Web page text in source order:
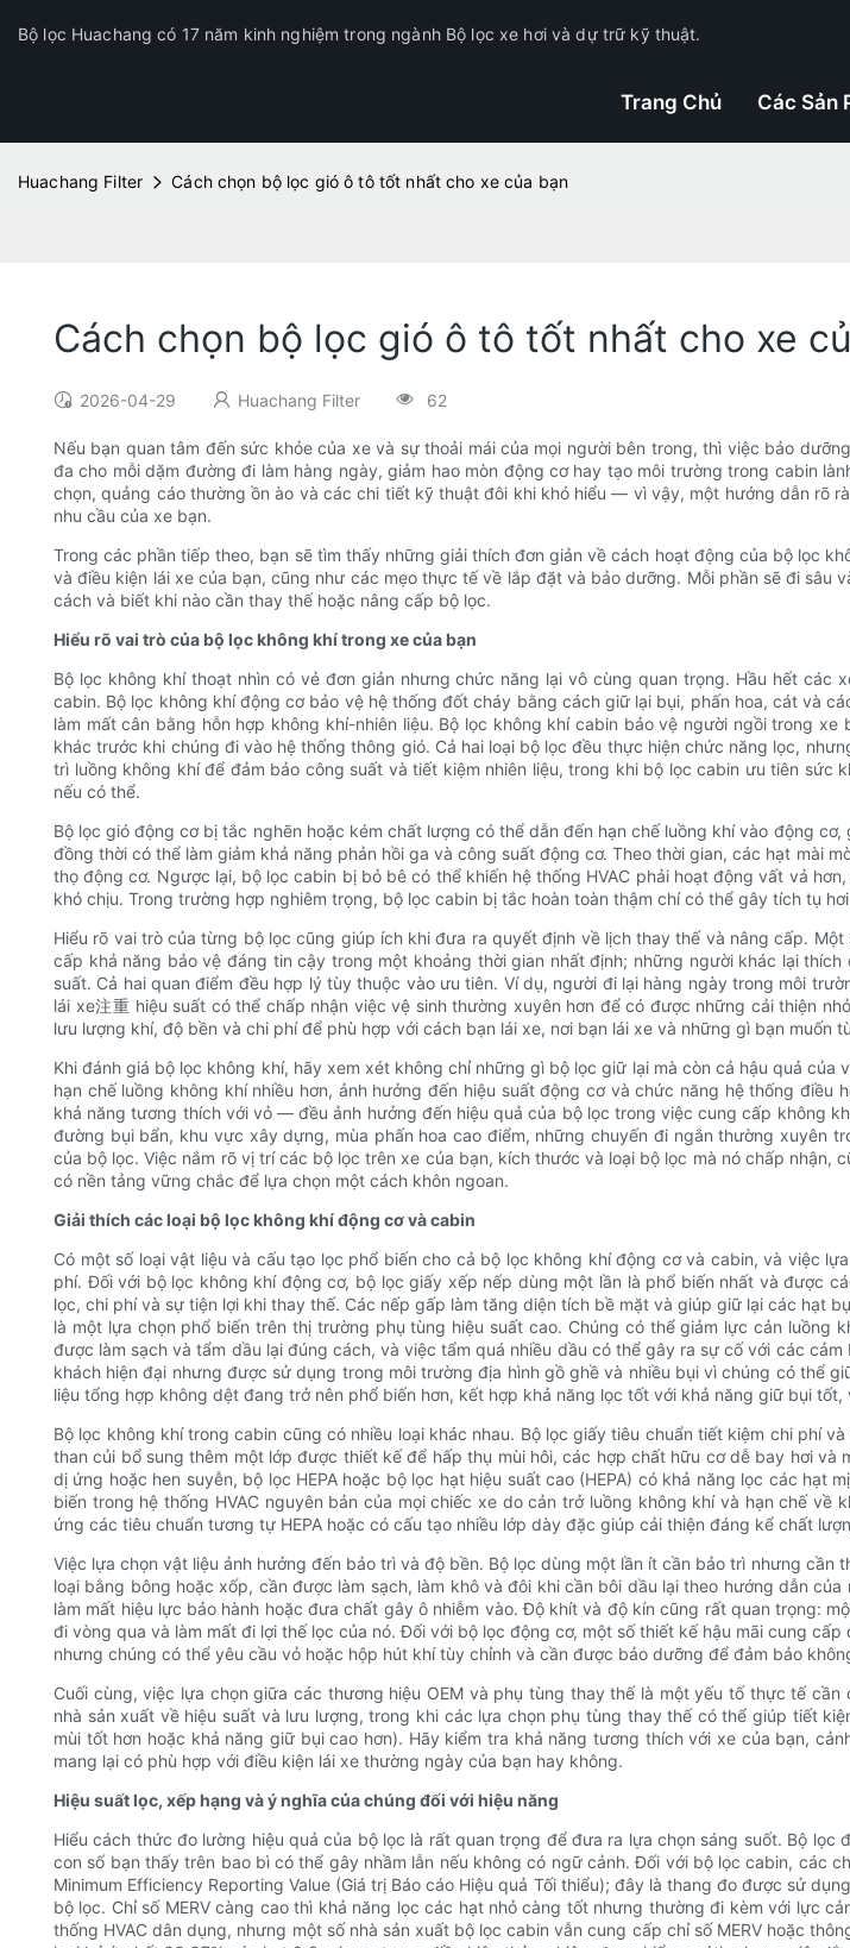
Bộ lọc Huachang có 17 năm kinh nghiệm trong ngành Bộ lọc xe hơi và dự trữ kỹ thuật.
Trang Chủ Các Sản
Huachang Filter Cách chọn bộ lọc gió ô tô tốt nhất cho xe của bạn
Cách chọn bộ lọc gió ô tô tốt nhất cho xe
2026-04-29 Huachang Filter 62
Nếu bạn quan tâm đến sức khỏe của xe và sự thoải mái của mọi người bên trong, thì việc bảo
đa cho mỗi dặm đường đi làm hàng ngày, giảm hao mòn động cơ hay tạo môi trường trong cabin
chọn, quảng cáo thường ồn ào và các chi tiết kỹ thuật đôi khi khó hiểu — vì vậy, một hướng dẫn rõ
nhu cầu của xe bạn.
Trong các phần tiếp theo, bạn sẽ tìm thấy những giải thích đơn giản về cách hoạt động của bộ lọc
và điều kiện lái xe của bạn, cũng như các mẹo thực tế về lắp đặt và bảo dưỡng. Mỗi phần sẽ đi
cách và biết khi nào cần thay thế hoặc nâng cấp bộ lọc.
Hiểu rõ vai trò của bộ lọc không khí trong xe của bạn
Bộ lọc không khí thoạt nhìn có vẻ đơn giản nhưng chức năng lại vô cùng quan trọng. Hầu hết
cabin. Bộ lọc không khí động cơ bảo vệ hệ thống đốt cháy bằng cách giữ lại bụi, phấn hoa, cát và
làm mất cân bằng hỗn hợp không khí-nhiên liệu. Bộ lọc không khí cabin bảo vệ người ngồi trong
khác trước khi chúng đi vào hệ thống thông gió. Cả hai loại bộ lọc đều thực hiện chức năng lọc,
trì luồng không khí để đảm bảo công suất và tiết kiệm nhiên liệu, trong khi bộ lọc cabin ưu tiên
nếu có thể.
Bộ lọc gió động cơ bị tắc nghẽn hoặc kém chất lượng có thể dẫn đến hạn chế luồng khí vào động
đồng thời có thể làm giảm khả năng phản hồi ga và công suất động cơ. Theo thời gian, các hạt mài
thọ động cơ. Ngược lại, bộ lọc cabin bị bỏ bê có thể khiến hệ thống HVAC phải hoạt động vất vả
khó chịu. Trong trường hợp nghiêm trọng, bộ lọc cabin bị tắc hoàn toàn thậm chí có thể gây tích tụ
Hiểu rõ vai trò của từng bộ lọc cũng giúp ích khi đưa ra quyết định về lịch thay thế và nâng cấp.
cấp khả năng bảo vệ đáng tin cậy trong một khoảng thời gian nhất định; những người khác lại
suất. Cả hai quan điểm đều hợp lý tùy thuộc vào ưu tiên. Ví dụ, người đi lại hàng ngày trong môi
lái xe注重 hiệu suất có thể chấp nhận việc vệ sinh thường xuyên hơn để có được những cải thiện
lưu lượng khí, độ bền và chi phí để phù hợp với cách bạn lái xe, nơi bạn lái xe và những gì bạn muốn
Khi đánh giá bộ lọc không khí, hãy xem xét không chỉ những gì bộ lọc giữ lại mà còn cả hậu quả
hạn chế luồng không khí nhiều hơn, ảnh hưởng đến hiệu suất động cơ và chức năng hệ thống
khả năng tương thích với vỏ — đều ảnh hưởng đến hiệu quả của bộ lọc trong việc cung cấp không
đường bụi bẩn, khu vực xây dựng, mùa phấn hoa cao điểm, những chuyến đi ngắn thường xuyên
của bộ lọc. Việc nắm rõ vị trí các bộ lọc trên xe của bạn, kích thước và loại bộ lọc mà nó chấp
có nền tảng vững chắc để lựa chọn một cách khôn ngoan.
Giải thích các loại bộ lọc không khí động cơ và cabin
Có một số loại vật liệu và cấu tạo lọc phổ biến cho cả bộ lọc không khí động cơ và cabin, và việc
phí. Đối với bộ lọc không khí động cơ, bộ lọc giấy xếp nếp dùng một lần là phổ biến nhất và được
lọc, chi phí và sự tiện lợi khi thay thế. Các nếp gấp làm tăng diện tích bề mặt và giúp giữ lại các hạt
là một lựa chọn phổ biến trên thị trường phụ tùng hiệu suất cao. Chúng có thể giảm lực cản
được làm sạch và tẩm dầu lại đúng cách, và việc tẩm quá nhiều dầu có thể gây ra sự cố với các
khách hiện đại nhưng được sử dụng trong môi trường địa hình gồ ghề và nhiều bụi vì chúng có thể
liệu tổng hợp không dệt đang trở nên phổ biến hơn, kết hợp khả năng lọc tốt với khả năng giữ bụi
Bộ lọc không khí trong cabin cũng có nhiều loại khác nhau. Bộ lọc giấy tiêu chuẩn tiết kiệm chi phí
than củi bổ sung thêm một lớp được thiết kế để hấp thụ mùi hôi, các hợp chất hữu cơ dễ bay hơi
dị ứng hoặc hen suyễn, bộ lọc HEPA hoặc bộ lọc hạt hiệu suất cao (HEPA) có khả năng lọc các
biến trong hệ thống HVAC nguyên bản của mọi chiếc xe do cản trở luồng không khí và hạn chế
ứng các tiêu chuẩn tương tự HEPA hoặc có cấu tạo nhiều lớp dày đặc giúp cải thiện đáng kể chất
Việc lựa chọn vật liệu ảnh hưởng đến bảo trì và độ bền. Bộ lọc dùng một lần ít cần bảo trì nhưng
loại bằng bông hoặc xốp, cần được làm sạch, làm khô và đôi khi cần bôi dầu lại theo hướng dẫn
làm mất hiệu lực bảo hành hoặc đưa chất gây ô nhiễm vào. Độ khít và độ kín cũng rất quan trọng:
đi vòng qua và làm mất đi lợi thế lọc của nó. Đối với bộ lọc động cơ, một số thiết kế hậu mãi cung
nhưng chúng có thể yêu cầu vỏ hoặc hộp hút khí tùy chỉnh và cần được bảo dưỡng để đảm bảo
Cuối cùng, việc lựa chọn giữa các thương hiệu OEM và phụ tùng thay thế là một yếu tố thực tế
nhà sản xuất về hiệu suất và lưu lượng, trong khi các lựa chọn phụ tùng thay thế có thể giúp tiết
mùi tốt hơn hoặc khả năng giữ bụi cao hơn). Hãy kiểm tra khả năng tương thích với xe của bạn,
mang lại có phù hợp với điều kiện lái xe thường ngày của bạn hay không.
Hiệu suất lọc, xếp hạng và ý nghĩa của chúng đối với hiệu năng
Hiểu cách thức đo lường hiệu quả của bộ lọc là rất quan trọng để đưa ra lựa chọn sáng suốt. Bộ
con số bạn thấy trên bao bì có thể gây nhầm lẫn nếu không có ngữ cảnh. Đối với bộ lọc cabin, các
Minimum Efficiency Reporting Value (Giá trị Báo cáo Hiệu quả Tối thiểu); đây là thang đo được sử
bộ lọc. Chỉ số MERV càng cao thì khả năng lọc các hạt nhỏ càng tốt nhưng thường đi kèm với lực
thống HVAC dân dụng, nhưng một số nhà sản xuất bộ lọc cabin vẫn cung cấp chỉ số MERV hoặc